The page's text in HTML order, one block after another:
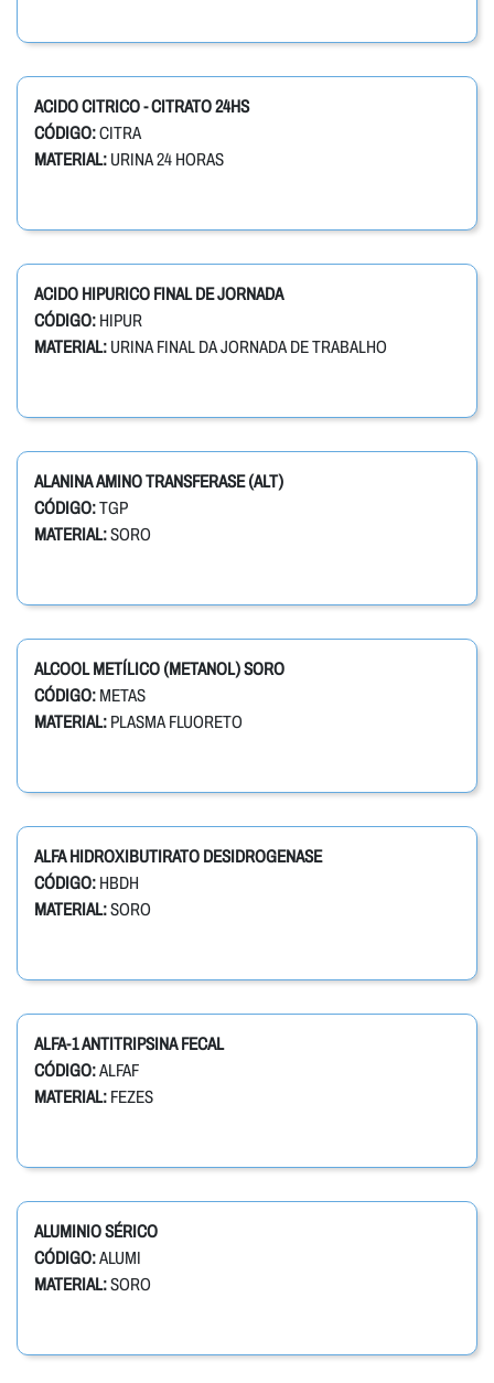
ACIDO CITRICO - CITRATO 24HS
CÓDIGO:CITRA
MATERIAL: URINA 24 HORAS
ACIDO HIPURICO FINAL DE JORNADA
CÓDIGO: HIPUR
MATERIAL: URINA FINAL DA JORNADA DE TRABALHO
ALANINA AMINO TRANSFERASE (ALT)
CÓDIGO:TGP
MATERIAL:SORO
ALCOOL METÍLICO (METANOL) SORO
CÓDIGO: METAS
MATERIAL: PLASMA FLUORETO
ALFA HIDROXIBUTIRATO DESIDROGENASE
CÓDIGO: HBDH
MATERIAL:SORO
ALFA-1 ANTITRIPSINA FECAL
CÓDIGO:ALFAF
MATERIAL: FEZES
ALUMINIO SÉRICO
CÓDIGO:ALUMI
MATERIAL:SORO